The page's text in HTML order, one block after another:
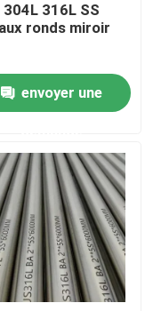
304L 316L SS
ronds miroir
envoyer une